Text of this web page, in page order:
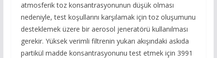
atmosferik toz konsantrasyonunun düşük olması
nedeniyle, test koşullarını karşılamak için toz oluşumunu
desteklemek üzere bir aerosol jeneratörü kullanılması
gerekir. Yüksek verimli filtrenin yukarı akışındaki askıda
partikül madde konsantrasyonunu test etmek için 3991